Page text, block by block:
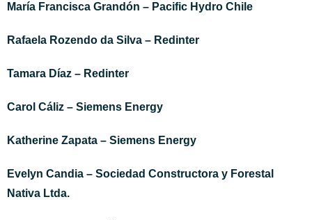
María Francisca Grandón – Pacific Hydro Chile
Rafaela Rozendo da Silva – Redinter
Tamara Díaz – Redinter
Carol Cáliz – Siemens Energy
Katherine Zapata – Siemens Energy
Evelyn Candia – Sociedad Constructora y Forestal
Nativa Ltda.